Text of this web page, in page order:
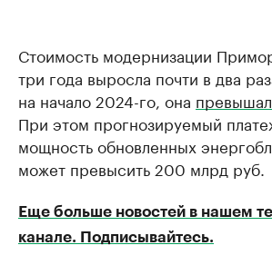
Стоимость модернизации
три года выросла почти в два
на начало 2024-го, она
При этом прогнозируемый
мощность обновленных
может превысить 200 млрд руб.
Еще больше новостей в нашем
канале. Подписывайтесь.